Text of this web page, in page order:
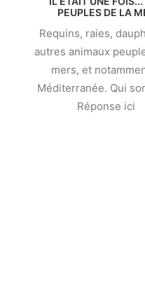
PEUPLES DE LA
Requins, raies,
autres animaux
mers, et
Méditerranée. Qui
Réponse ici